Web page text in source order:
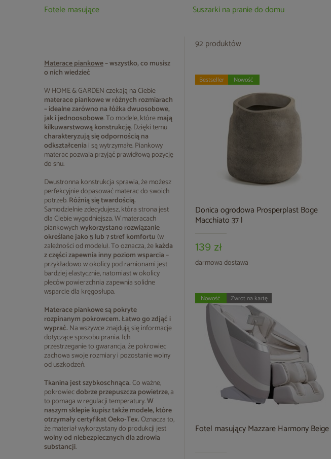
Fotele masujące Suszarki na pranie do domu
Materace piankowe– wszystko, co musisz
o nich wiedzieć
W HOME & GARDEN czekają na Ciebie
materace piankowew różnych rozmiarach
– idealne zarówno na łóżka dwuosobowe,
jak i jednoosobowe. To modele, któremają
kilkuwarstwową konstrukcję. Dzięki temu
charakteryzują się odpornością na
odkształcenia i są wytrzymałe. Piankowy
materac pozwala przyjąć prawidłową pozycję
do snu.
Dwustronna konstrukcja sprawia, że możesz
perfekcyjnie dopasować materac do swoich
potrzeb.Różnią się twardością.
Samodzielnie zdecydujesz, która strona jest
dla Ciebie wygodniejsza. W materacach
piankowychwykorzystano rozwiązanie
określane jako 5 lub 7 stref komfortu (w
zależności od modelu). To oznacza, żekażda
z części zapewnia inny poziom wsparcia–
przykładowo w okolicy pod ramionami jest
bardziej elastycznie, natomiast w okolicy
pleców powierzchnia zapewnia solidne
wsparcie dla kręgosłupa.
Materace piankowesą pokryte
rozpinanym pokrowcem. Łatwo go zdjąć i
wyprać. Na wszywce znajdują się informacje
dotyczące sposobu prania. Ich
przestrzeganie to gwarancja, że pokrowiec
zachowa swoje rozmiary i pozostanie wolny
od uszkodzeń.
Tkanina jest szybkoschnąca.Co ważne,
pokrowiecdobrze przepuszcza powietrze, a
to pomaga w regulacji temperatury.W
naszym sklepie kupisz także modele, które
otrzymały certyfikat Oeko-Tex.Oznacza to,
że materiał wykorzystany do produkcji jest
wolny od niebezpiecznych dla zdrowia
substancji.
92 produktów
Donica ogrodowa Prosperplast Boge
Macchiato 37 l
139 zł
darmowa dostawa
Bestseller Nowość
Fotel masujący Mazzare Harmony Beige
Nowość Zwrot na kartę